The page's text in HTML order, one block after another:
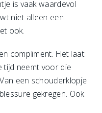
is vaak waardevol
niet alleen een
ook.
compliment. Het laat
tijd neemt voor die
een schouderklopje
gekregen. Ook